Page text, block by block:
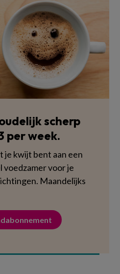
scherp
per week.
je kwijt bent aan een
voedzamer voor je
Maandelijks